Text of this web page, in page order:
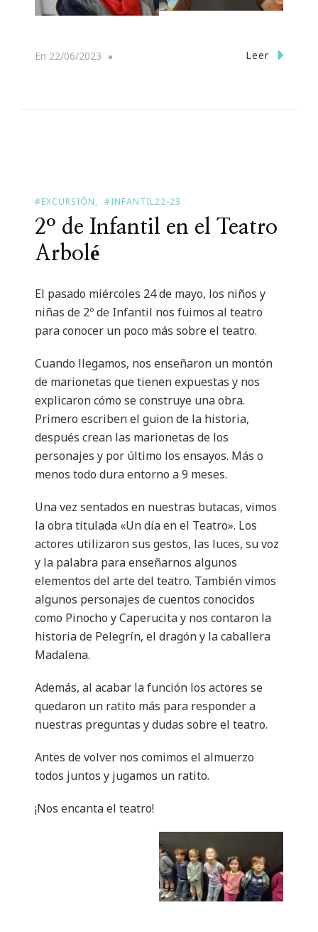
En 22/06/2023 Leer
#EXCURSIÓN #INFANTIL22-23
2º de Infantil en el Teatro
Arbolé
El pasado miércoles 24 de mayo, los niños y
niñas de 2º de Infantil nos fuimos al teatro
para conocer un poco más sobre el teatro.
Cuando llegamos, nos enseñaron un montón
de marionetas que tienen expuestas y nos
explicaron cómo se construye una obra.
Primero escriben el guion de la historia,
después crean las marionetas de los
personajes y por último los ensayos. Más o
menos todo dura entorno a 9 meses.
Una vez sentados en nuestras butacas, vimos
la obra titulada «Un día en el Teatro». Los
actores utilizaron sus gestos, las luces, su voz
y la palabra para enseñarnos algunos
elementos del arte del teatro. También vimos
algunos personajes de cuentos conocidos
como Pinocho y Caperucita y nos contaron la
historia de Pelegrín, el dragón y la caballera
Madalena.
Además, al acabar la función los actores se
quedaron un ratito más para responder a
nuestras preguntas y dudas sobre el teatro.
Antes de volver nos comimos el almuerzo
todos juntos y jugamos un ratito.
¡Nos encanta el teatro!